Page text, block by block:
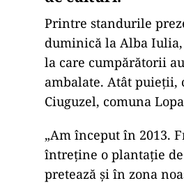
Printre standurile
duminică la Alba
la care cumpărătorii
ambalate. Atât puieţii,
Ciuguzel, comuna
„Am început în 2013.
întreţine o plantaţie de
pretează şi în zona